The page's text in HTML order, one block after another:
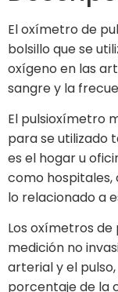
El oxímetro de
bolsillo que se
oxígeno en las
sangre y la
El pulsioxímetro
para se utilizado
es el hogar u
como hospitales,
lo relacionado a
Los oxímetros
medición no
arterial y el
porcentaje de la